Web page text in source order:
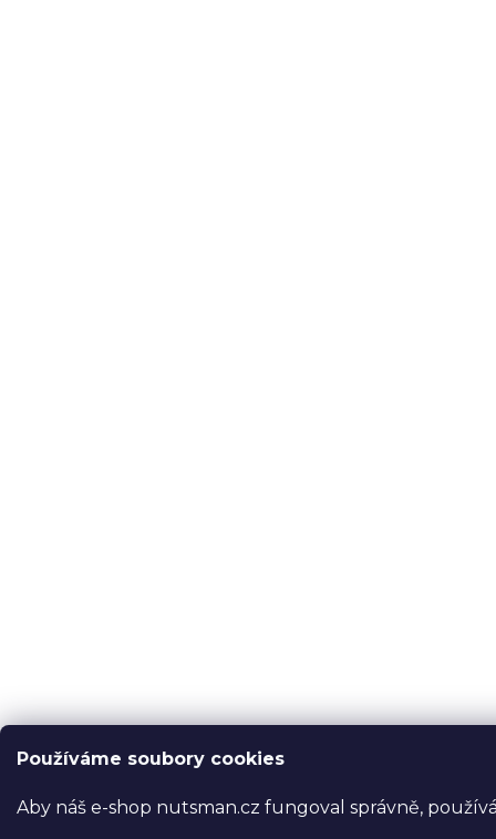
Používáme soubory cookies
Aby náš e-shop nutsman.cz fungoval správně,